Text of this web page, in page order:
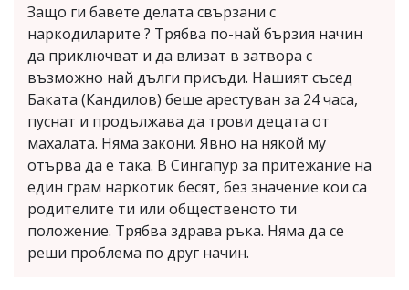
Защо ги бавете делата свързани с
наркодиларите ? Трябва по-най бързия начин
да приключват и да влизат в затвора с
възможно най дълги присъди. Нашият съсед
Баката (Кандилов) беше арестуван за 24 часа,
пуснат и продължава да трови децата от
махалата. Няма закони. Явно на някой му
отърва да е така. В Сингапур за притежание на
един грам наркотик бесят, без значение кои са
родителите ти или общественото ти
положение. Трябва здрава ръка. Няма да се
реши проблема по друг начин.